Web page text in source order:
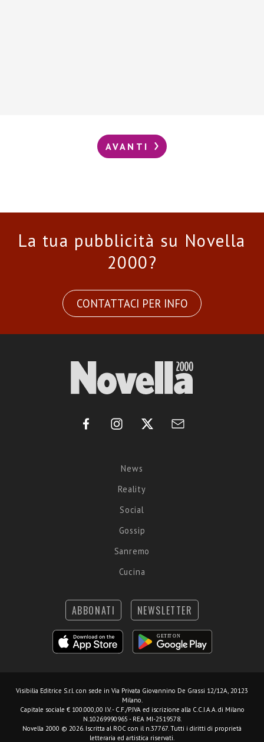
AVANTI
La tua pubblicità su Novella
2000?
CONTATTACI PER INFO
News
Reality
Social
Gossip
Sanremo
Cucina
ABBONATI NEWSLETTER
Visibilia Editrice S.r.l. con sede in Via Privata Giovannino De Grassi 12/12A, 20123
Milano.
Capitale sociale € 100.000,00 I.V. - C.F./P.IVA ed iscrizione alla C.C.I.A.A. di Milano
N.10269990965 - REA MI-2519578.
Novella 2000 © 2026. Iscritta al ROC con il n.37767. Tutti i diritti di proprietà
letteraria ed artistica riservati.